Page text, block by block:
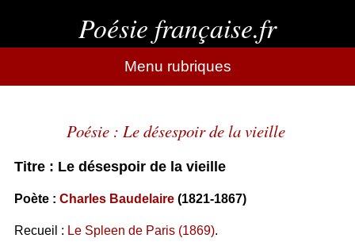
Poésie française.fr
Menu rubriques
Poésie : Le désespoir de la vieille
Titre : Le désespoir de la vieille
Poète : Charles Baudelaire(1821-1867)
Recueil : Le Spleen de Paris (1869).